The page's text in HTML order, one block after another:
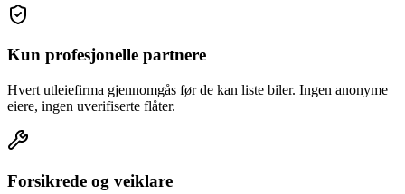
Kun profesjonelle partnere
Hvert utleiefirma gjennomgås før de kan liste biler. Ingen anonyme
eiere, ingen uverifiserte flåter.
Forsikrede og veiklare